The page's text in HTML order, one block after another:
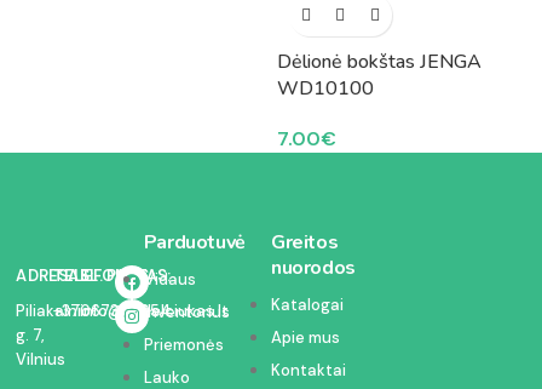
Dėlionė bokštas JENGA
WD10100
7.00€
ADRESAS:
Piliakalnio
g. 7,
Vilnius
TELEFONAS:
+37067350054
EL. PAŠTAS:
info@kodelciukas.lt
Parduotuvė
Vidaus
inventorius
Priemonės
Lauko
Greitos
nuorodos
Katalogai
Apie mus
Kontaktai